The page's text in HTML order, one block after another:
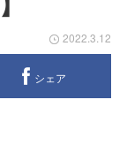
2022.3.12
シェア